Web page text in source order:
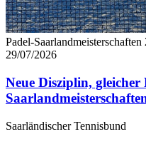
Padel-
29/07/2026
Neue Disziplin, gleicher
Saarländischer Tennisbund